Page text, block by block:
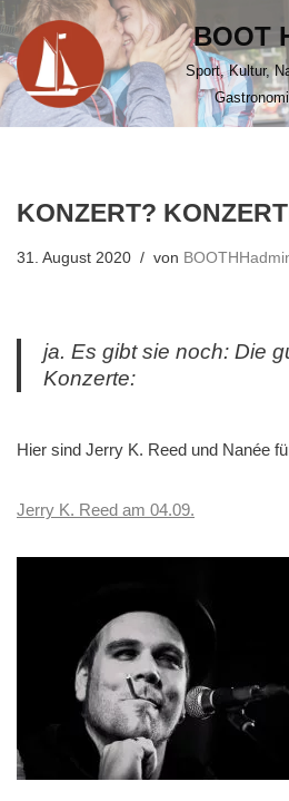
Zum
Inhalt
springen
BOOT
Sport, Kultur,
KONZERT?
31. August 2020 von
ja. Es gibt sie noch: Die
Konzerte:
Hier sind Jerry K. Reed und Nanée
Jerry K. Reed am 04.09.